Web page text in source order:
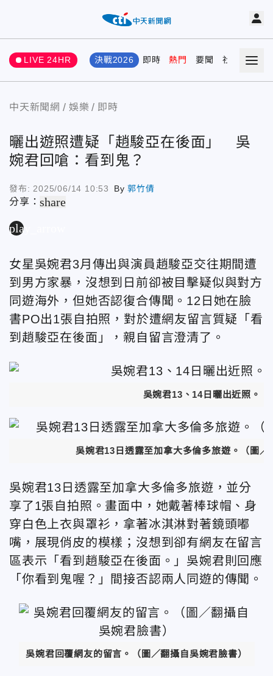
LIVE 24HR 決戰2026 即時 熱門 要聞 社會 娛樂
中天新聞網 娛樂 即時
曬出遊照遭疑「趙駿亞在後面」 吳
婉君回嗆：看到鬼？
發布: 2025/06/14 10:53 By郭竹倩
分享：share
play_arrow
女星吳婉君3月傳出與演員趙駿亞交往期間遭
到男方家暴，沒想到日前卻被目擊疑似與對方
同遊海外，但她否認復合傳聞 。 12日她在臉
書PO出1張自拍照 ，對於遭網友留言質疑「看
到趙駿亞在後面」，親自留言澄清了。
吳婉君13、14日曬出近照。
吳婉君13日透露至加拿大多倫多旅遊。（圖／
吳婉君13日透露至加拿大多倫多旅遊，並分
享了1張自拍照。畫面中 ，她戴著棒球帽、身
穿白色上衣與罩衫，拿著冰淇淋對著鏡頭嘟
嘴，展現俏皮的模樣；沒想到卻有網友在留言
區表示「看到趙駿亞在後面。 」吳婉君則回應
「你看到鬼喔？」間接否認兩人同遊的傳聞。
吳婉君回覆網友的留言。（圖／翻攝自吳婉君臉書）